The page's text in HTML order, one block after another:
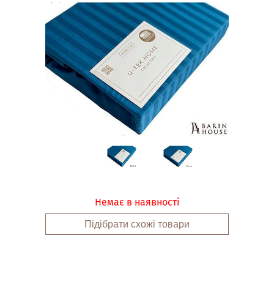
Link
Link
Немає в наявності
Підібрати схожі товари